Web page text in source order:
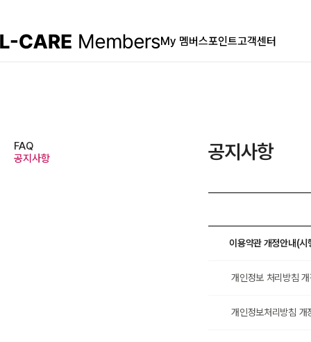
My 멤버스포인트고객센터
FAQ
공지사항
공지사항
이용약관 개정안내(
개인정보 처리방침
개인정보처리방침